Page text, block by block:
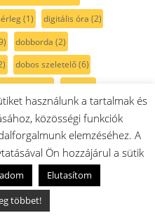
(1) digitális óra (2)
dobborda (2)
dobos szeletelő(6)
Dr.Fischer(1) dugó(2)
(1) egykörös(1)
kefe(3)
elosztó első(2)
(33)
használunk a tartalmak és
közösségi funkciók
elemzéséhez. A
Ön hozzájárul a sütik
Elutasítom
többet!